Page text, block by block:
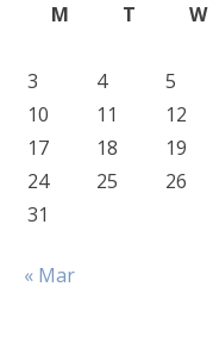
M
T W
3
4 5
10
11 12
17
18 19
24
25 26
31
« Mar